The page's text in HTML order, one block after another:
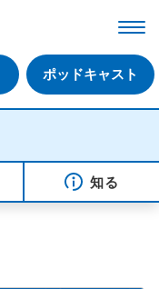
ポッドキャスト
知る